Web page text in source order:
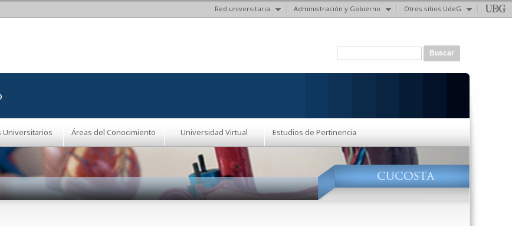
Red universitaria Administración y Gobierno Otros sitios UdeG
Formulario de búsqueda
Universitarios Áreas del Conocimiento Universidad Virtual Estudios de Pertinencia